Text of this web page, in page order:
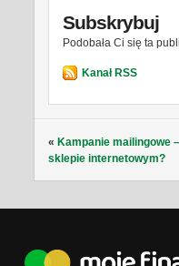
Subskrybuj
Podobała Ci się ta
Kanał RSS
« Kampanie mailingowe
sklepie internetowym?